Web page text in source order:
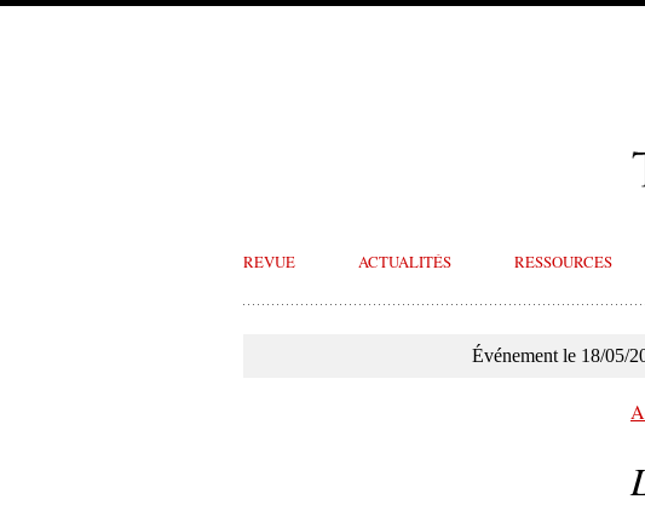
REVUE ACTUALITÉS RESSOURCES
Événement le 18/05/